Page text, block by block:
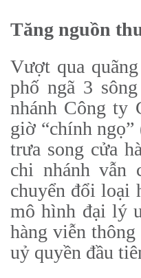
Tăng nguồn
Vượt qua
phố ngã 3
nhánh Công ty
giờ “chính
trưa song cửa
chi nhánh vẫn
chuyển đổi loại
mô hình đại lý
hàng viễn
uỷ quyền đầu